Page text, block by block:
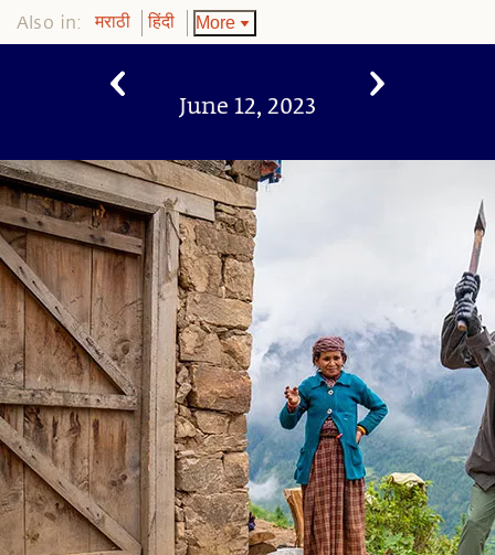
Also in: मराठी हिंदी More
June 12, 2023